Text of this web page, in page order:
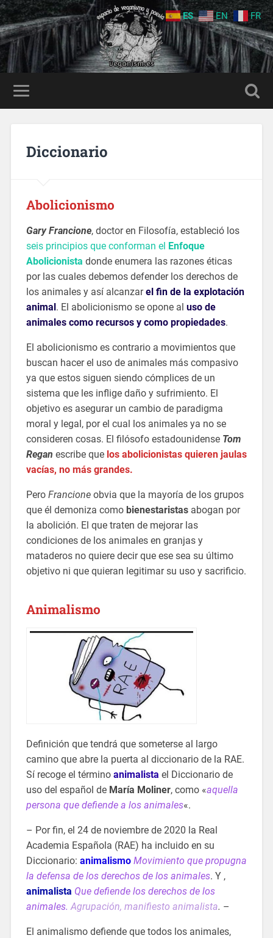
Diccionario
Abolicionismo
Gary Francione, doctor en Filosofía, estableció los
seis principios que conforman el Enfoque
Abolicionista donde enumera las razones éticas
por las cuales debemos defender los derechos de
los animales y así alcanzarel fin de la explotación
animal. El abolicionismo se opone al uso de
animales como recursos y como propiedades.
El abolicionismo es contrario a movimientos que
buscan hacer el uso de animales más compasivo
ya que estos siguen siendo cómplices de un
sistema que les inflige daño y sufrimiento.​ El
objetivo es asegurar un cambio de paradigma
moral y legal, por el cual los animales ya no se
consideren cosas. El filósofo estadounidense Tom
Regan escribe que los abolicionistas quieren jaulas
vacías, no más grandes.
Pero Francioneobvia que la mayoría de los grupos
que él demoniza como bienestaristasabogan por
la abolición. El que traten de mejorar las
condiciones de los animales en granjas y
mataderos no quiere decir que ese sea su último
objetivo ni que quieran legitimar su uso y sacrificio.
Animalismo
Definición que tendrá que someterse al largo
camino que abre la puerta al diccionario de la RAE.
Sí recoge el término animalista el Diccionario de
uso del español de María Moliner, como «aquella
persona que defiende a los animales«.
– Por fin, el 24 de noviembre de 2020 la Real
Academia Española (RAE) ha incluido en su
Diccionario: animalismo Movimiento que propugna
la defensa de los derechos de los animales. Y ,
animalista Que defiende los derechos de los
animales. Agrupación, manifiesto animalista. –
El animalismo defiende que todos los animales,
ES EN FR